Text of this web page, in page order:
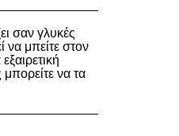
σαν γλυκές
μπείτε στον
να τα